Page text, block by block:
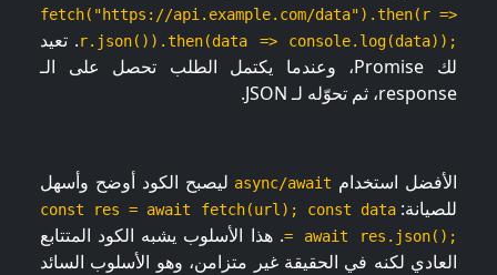
fetch("https://api.example.com/data").then(r =>
r.json()).then(data => console.log(data));. تعيد
لك Promise، وعندما يكتمل الطلب تحصل على الـ
response، ثم تحوّله لـ JSON.
الأفضل استخدام async/await ليصبح الكود أوضح وأسهل
للصيانة:const res = await fetch(url); const data
= await res.json();. هذا الأسلوب يشبه الكود المتتابع
العادي لكنه في الحقيقة غير متزامن، وهو الأسلوب السائد